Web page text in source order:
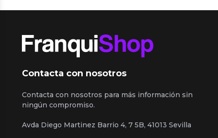
Contacta con nosotros
Contacta con nosotros para más información sin
ningún compromiso.
Avda Diego Martinez Barrio 4, 7 5B, 41013 Sevilla